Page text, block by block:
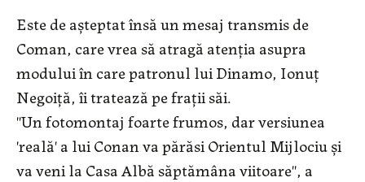
Este de așteptat însă un mesaj transmis de
Coman, care vrea să atragă atenția asupra
modului în care patronul lui Dinamo, Ionuț
Negoiță, îi tratează pe frații săi.
''Un fotomontaj foarte frumos, dar versiunea
'reală' a lui Conan va părăsi Orientul Mijlociu şi
va veni la Casa Albă săptămâna viitoare'', a